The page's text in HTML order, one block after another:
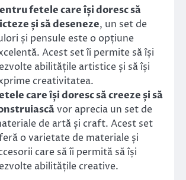
fetele care își doresc să
și să deseneze, un set de
și pensule este o opțiune
Acest set îi permite să își
abilitățile artistice și să își
creativitatea.
care își doresc să creeze și să
vor aprecia un set de
de artă și craft. Acest set
o varietate de materiale și
care să îi permită să își
abilitățile creative.